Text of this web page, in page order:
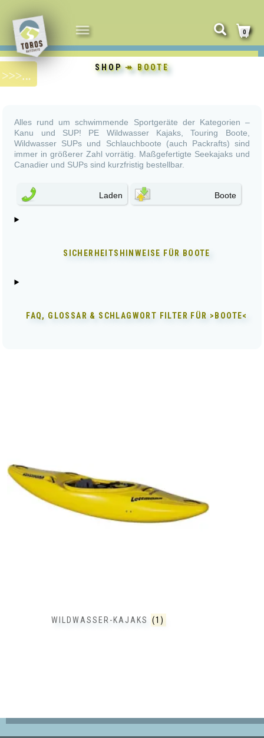
NAVIGATION
UMSCHALTEN
0
SHOP↠ BOOTE
Alles rund um schwimmende Sportgeräte der Kategorien –
Kanu und SUP! PE Wildwasser Kajaks, Touring Boote,
Wildwasser SUPs und Schlauchboote (auch Packrafts) sind
immer in größerer Zahl vorrätig. Maßgefertigte Seekajaks und
Canadier und SUPs sind kurzfristig bestellbar.
Laden Boote
SICHERHEITSHINWEISE FÜR BOOTE
FAQ, GLOSSAR & SCHLAGWORT FILTER FÜR >BOOTE<
WILDWASSER-KAJAKS (1)